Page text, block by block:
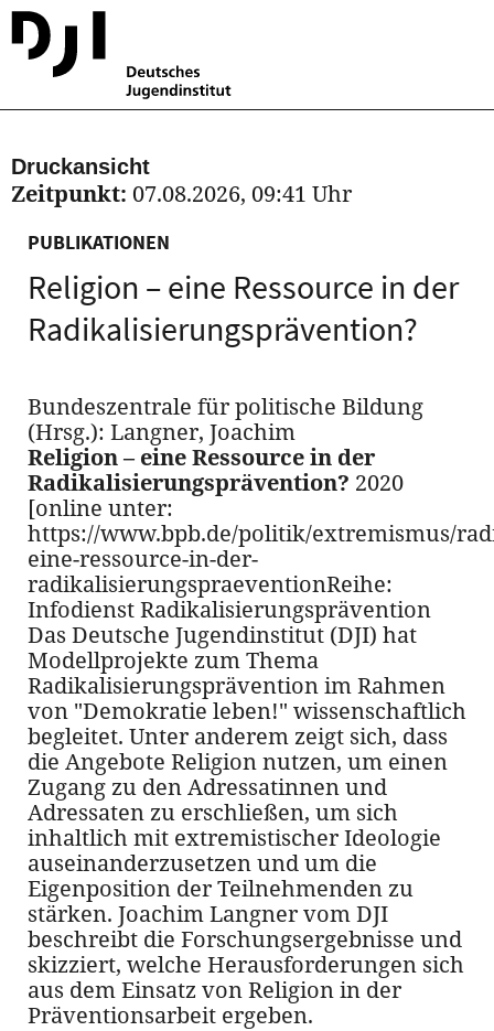
Druckansicht
Zeitpunkt: 07.08.2026, 09:41 Uhr
PUBLIKATIONEN
Religion – eine Ressource in der
Radikalisierungsprävention?
Bundeszentrale für politische Bildung
(Hrsg.): Langner, Joachim
Religion – eine Ressource in der
Radikalisierungsprävention? 2020
[online unter:
https://www.bpb.de/politik/extremismus/
eine-ressource-in-der-
radikalisierungspraeventionReihe:
Infodienst Radikalisierungsprävention
Das Deutsche Jugendinstitut (DJI) hat
Modellprojekte zum Thema
Radikalisierungsprävention im Rahmen
von "Demokratie leben!" wissenschaftlich
begleitet. Unter anderem zeigt sich, dass
die Angebote Religion nutzen, um einen
Zugang zu den Adressatinnen und
Adressaten zu erschließen, um sich
inhaltlich mit extremistischer Ideologie
auseinanderzusetzen und um die
Eigenposition der Teilnehmenden zu
stärken. Joachim Langner vom DJI
beschreibt die Forschungsergebnisse und
skizziert, welche Herausforderungen sich
aus dem Einsatz von Religion in der
Präventionsarbeit ergeben.